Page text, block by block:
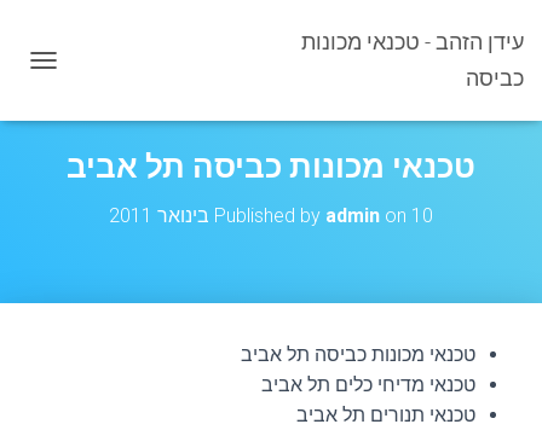
עידן הזהב - טכנאי מכונות
כביסה
G
G
טכנאי מכונות כביסה תל אביב
Published by admin on 10 בינואר 2011
טכנאי מכונות כביסה תל אביב
טכנאי מדיחי כלים תל אביב
טכנאי תנורים תל אביב